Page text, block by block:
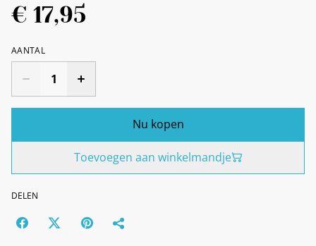
€ 17,95
AANTAL
Nu kopen
Toevoegen aan winkelmandje
DELEN